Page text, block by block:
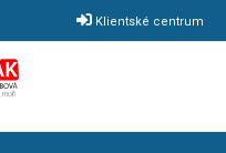
Klientské centrum